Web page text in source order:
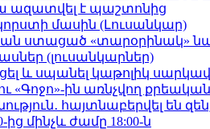
ազատվել է պաշտոնից
մասին (Լուսանկար)
ստացած «տարօրինակ»
(լուսանկարներ)
և սպանել կաթոլիկ
«Գոջո»-ին առնչվող
հայտնաբերվել են
մինչև ժամը 18:00-ն